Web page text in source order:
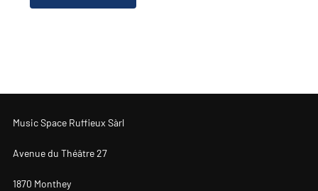
était :
Music Space Ruffieux Sàrl
Avenue du Théâtre 27
1870 Monthey